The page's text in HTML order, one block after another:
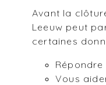
Avant la
Leeuw peut
certaines
Vous